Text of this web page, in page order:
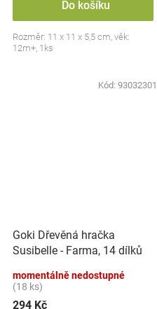
Do košíku
Rozměr: 11 x 11 x 5,5 cm, věk:
12m+, 1ks
Kód: 93032301
Goki Dřevěná hračka
Susibelle - Farma, 14 dílků
momentálně nedostupné
(18 ks)
294 Kč